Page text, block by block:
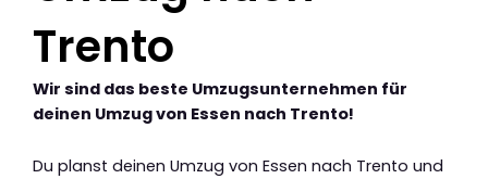
Trento
Wir sind das beste Umzugsunternehmen für
deinen Umzug von Essen nach Trento!
Du planst deinen Umzug von Essen nach Trento und